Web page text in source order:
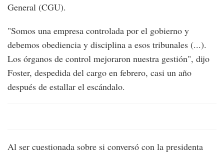
General (CGU).
"Somos una empresa controlada por el gobierno y
debemos obediencia y disciplina a esos tribunales (...).
Los órganos de control mejoraron nuestra gestión", dijo
Foster, despedida del cargo en febrero, casi un año
después de estallar el escándalo.
Al ser cuestionada sobre si conversó con la presidenta